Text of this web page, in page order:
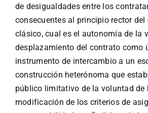
de desigualdades entre los
consecuentes al principio rector
clásico, cual es el autonomía de la
desplazamiento del contrato como
instrumento de intercambio a un
construcción heterónoma que
público limitativo de la voluntad de
modificación de los criterios de